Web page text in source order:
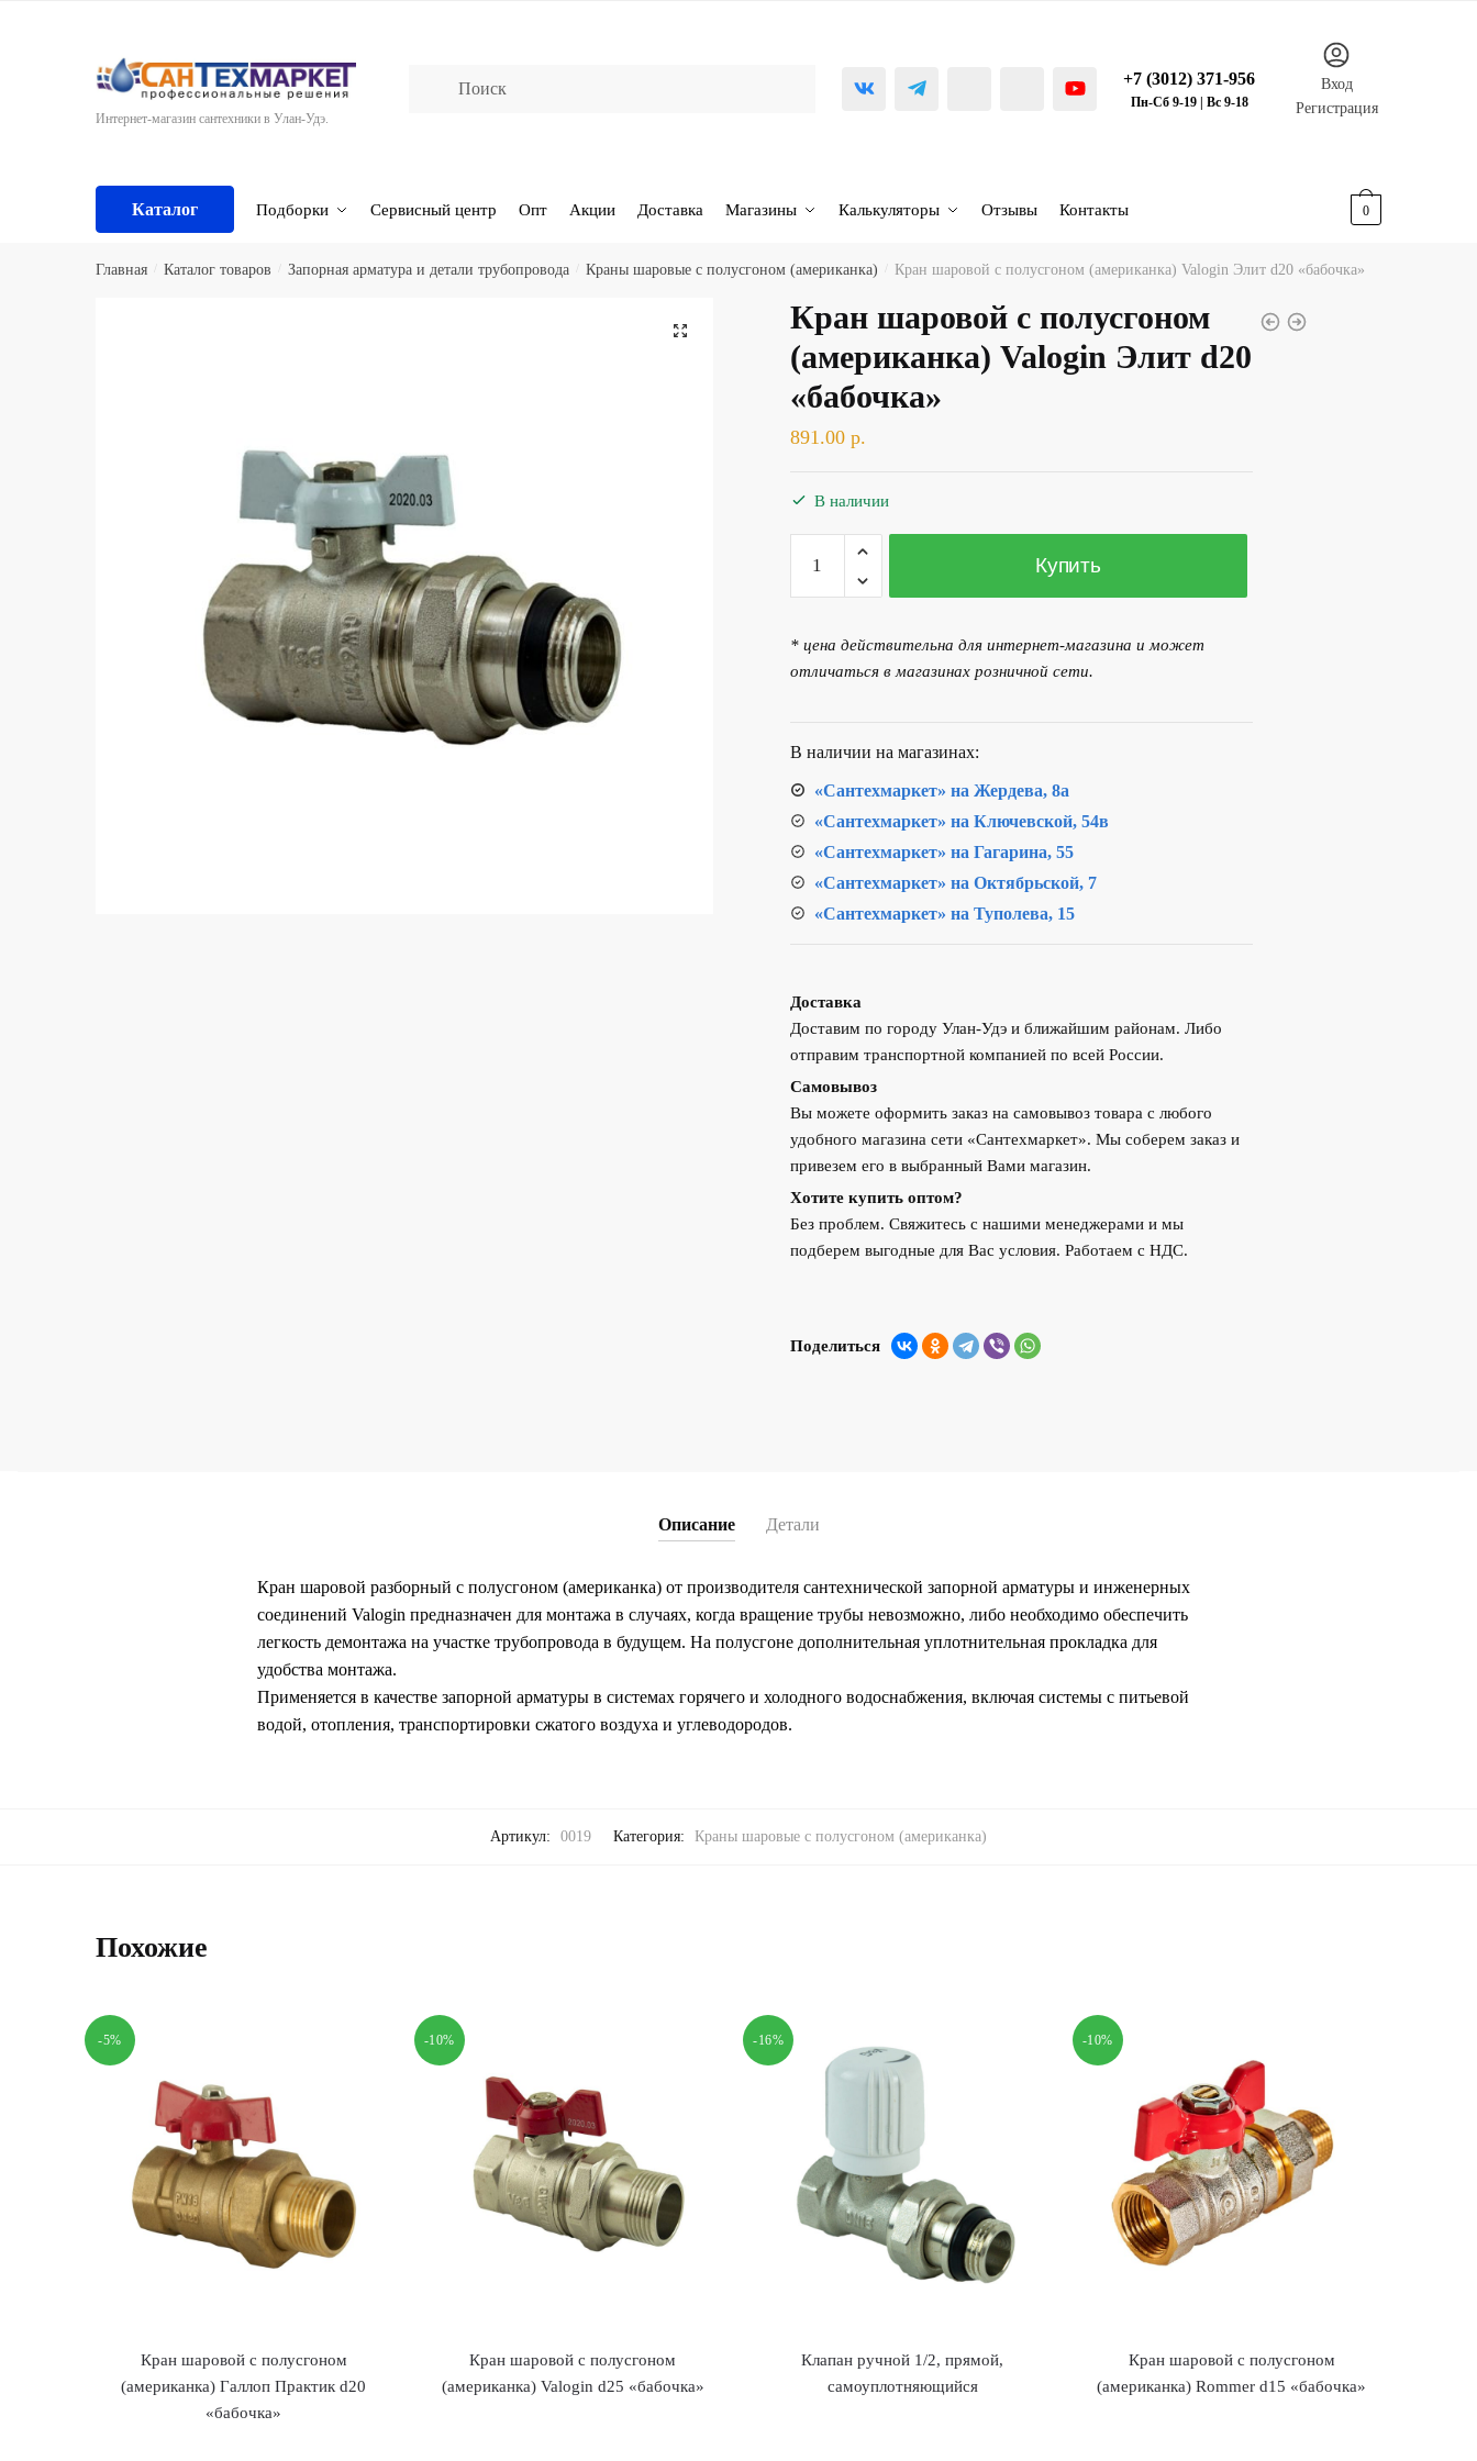
Интернет-магазин сантехники в Улан-Удэ.
+7 (3012) 371-956
Пн-Сб 9-19 | Вс 9-18
Вход
Регистрация
Каталог Подборки Сервисный центр Опт Акции Доставка Магазины Калькуляторы Отзывы Контакты 0
Главная Каталог товаров Запорная арматура и детали трубопровода Краны шаровые с полусгоном (американка) Кран шаровой с полусгоном (американка) Valogin Элит d20 «бабочка»
🔍
Кран шаровой с полусгоном
(американка) Valogin Элит d20
«бабочка»
891.00 р.
В наличии
Количество
товара
Кран
d20
"бабочка"
Купить
* цена действительна для интернет-магазина и может
отличаться в магазинах розничной сети.
В наличии на магазинах:
«Сантехмаркет» на Жердева, 8а
«Сантехмаркет» на Ключевской, 54в
«Сантехмаркет» на Гагарина, 55
«Сантехмаркет» на Октябрьской, 7
«Сантехмаркет» на Туполева, 15
Доставка
Доставим по городу Улан-Удэ и ближайшим районам. Либо
отправим транспортной компанией по всей России.
Самовывоз
Вы можете оформить заказ на самовывоз товара с любого
удобного магазина сети «Сантехмаркет». Мы соберем заказ и
привезем его в выбранный Вами магазин.
Хотите купить оптом?
Без проблем. Свяжитесь с нашими менеджерами и мы
подберем выгодные для Вас условия. Работаем с НДС.
Поделиться
Описание Детали
Кран шаровой разборный с полусгоном (американка) от производителя сантехнической запорной арматуры и инженерных
соединений Valogin предназначен для монтажа в случаях, когда вращение трубы невозможно, либо необходимо обеспечить
легкость демонтажа на участке трубопровода в будущем. На полусгоне дополнительная уплотнительная прокладка для
удобства монтажа.
Применяется в качестве запорной арматуры в системах горячего и холодного водоснабжения, включая системы с питьевой
водой, отопления, транспортировки сжатого воздуха и углеводородов.
Артикул: 0019 Категория: Краны шаровые с полусгоном (американка)
Похожие
-5%
Кран шаровой с полусгоном
(американка) Галлоп Практик d20
«бабочка»
-10%
Кран шаровой с полусгоном
(американка) Valogin d25 «бабочка»
-16%
Клапан ручной 1/2, прямой,
самоуплотняющийся
-10%
Кран шаровой с полусгоном
(американка) Rommer d15 «бабочка»